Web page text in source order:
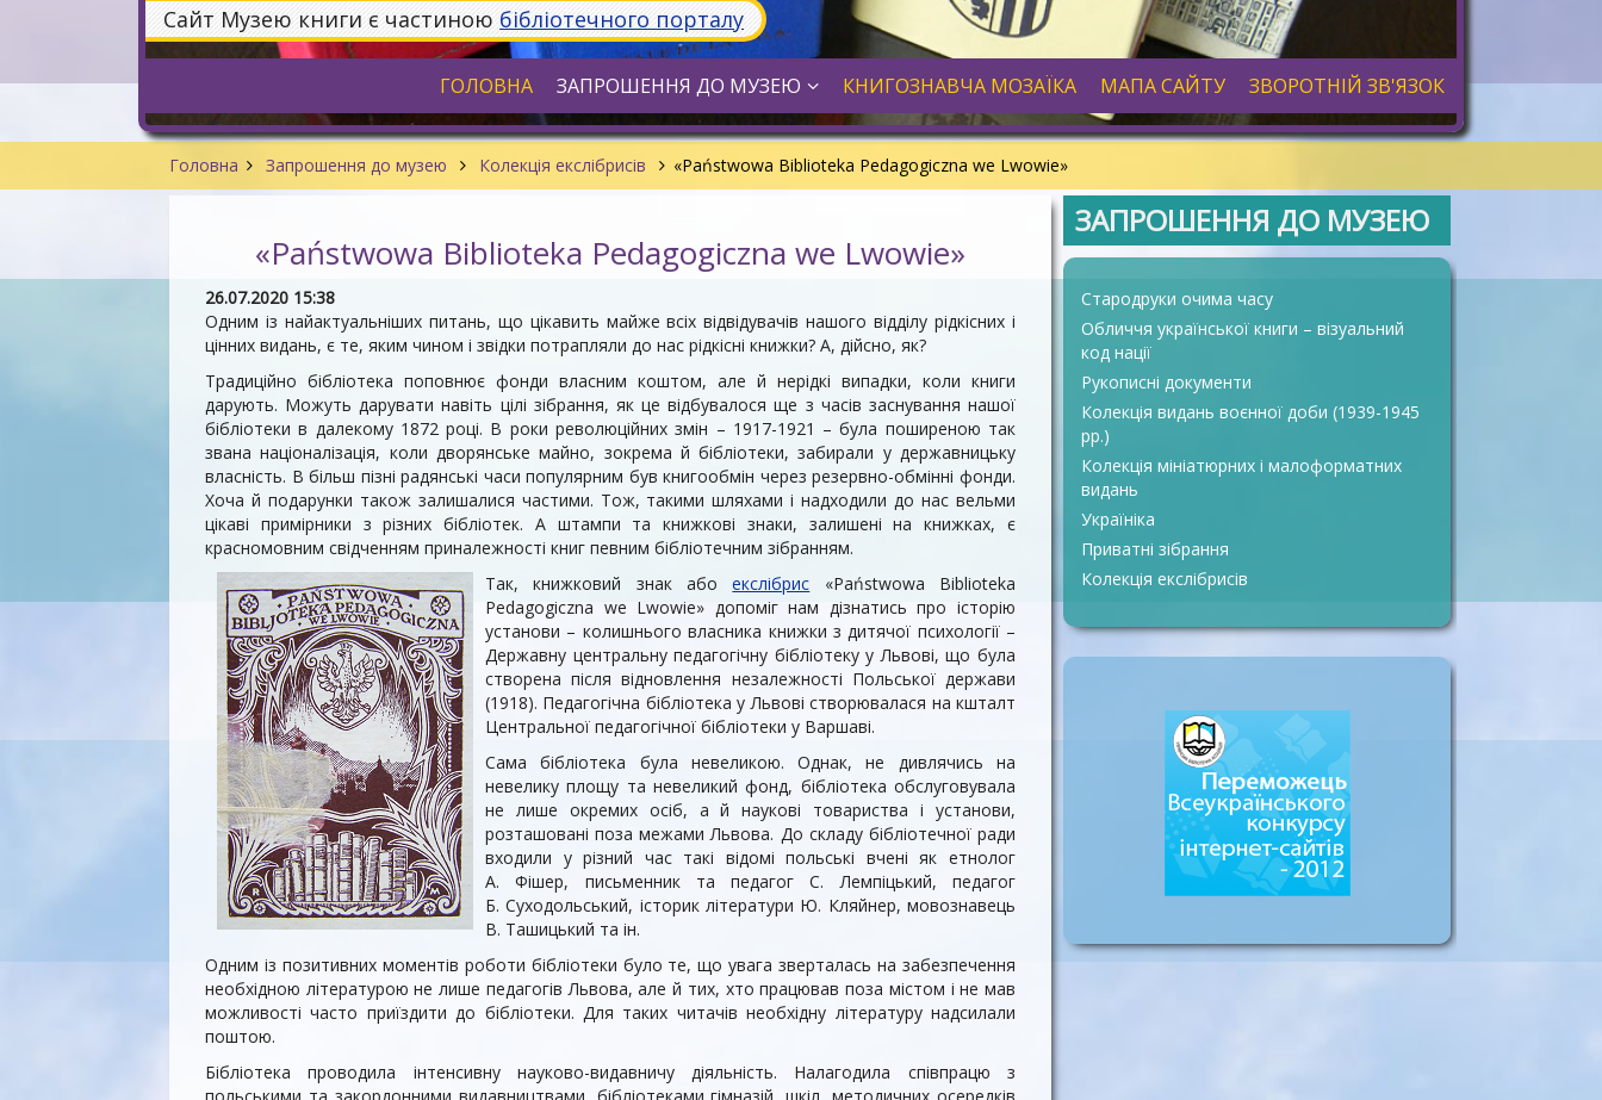
Сайт Музею книги є частиною бібліотечного порталу
ГОЛОВНА ЗАПРОШЕННЯ ДО МУЗЕЮ КНИГОЗНАВЧА МОЗАЇКА МАПА САЙТУ ЗВОРОТНІЙ ЗВ'ЯЗОК
Головна Запрошення до музею Колекція екслібрисів «Państwowa Biblioteka Pedagogiczna we Lwowie»
ЗАПРОШЕННЯ ДО МУЗЕЮ
Стародруки очима часу
Обличчя української книги – візуальний
код нації
Рукописні документи
Колекція видань воєнної доби (1939-1945
рр.)
Колекція мініатюрних і малоформатних
видань
Україніка
Приватні зібрання
Колекція екслібрисів
«Państwowa Biblioteka Pedagogiczna we Lwowie»
26.07.2020 15:38
Одним із найактуальніших питань, що цікавить майже всіх відвідувачів нашого відділу рідкісних і
цінних видань, є те, яким чином і звідки потрапляли до нас рідкісні книжки? А, дійсно, як?
Традиційно бібліотека поповнює фонди власним коштом, але й нерідкі випадки, коли книги
дарують. Можуть дарувати навіть цілі зібрання, як це відбувалося ще з часів заснування нашої
бібліотеки в далекому 1872 році. В роки революційних змін – 1917-1921 – була поширеною так
звана націоналізація, коли дворянське майно, зокрема й бібліотеки, забирали у державницьку
власність. В більш пізні радянські часи популярним був книгообмін через резервно-обмінні фонди.
Хоча й подарунки також залишалися частими. Тож, такими шляхами і надходили до нас вельми
цікаві примірники з різних бібліотек. А штампи та книжкові знаки, залишені на книжках, є
красномовним свідченням приналежності книг певним бібліотечним зібранням.
Так, книжковий знак абоекслібрис «Państwowa Biblioteka
Pedagogiczna we Lwowie» допоміг нам дізнатись про історію
установи – колишнього власника книжки з дитячої психології –
Державну центральну педагогічну бібліотеку у Львові, що була
створена після відновлення незалежності Польської держави
(1918). Педагогічна бібліотека у Львові створювалася на кшталт
Центральної педагогічної бібліотеки у Варшаві.
Сама бібліотека була невеликою. Однак, не дивлячись на
невелику площу та невеликий фонд, бібліотека обслуговувала
не лише окремих осіб, а й наукові товариства і установи,
розташовані поза межами Львова. До складу бібліотечної ради
входили у різний час такі відомі польські вчені як етнолог
А. Фішер, письменник та педагог С. Лемпіцький, педагог
Б. Суходольський, історик літератури Ю. Кляйнер, мовознавець
В. Ташицький та ін.
Одним із позитивних моментів роботи бібліотеки було те, що увага зверталась на забезпечення
необхідною літературою не лише педагогів Львова, але й тих, хто працював поза містом і не мав
можливості часто приїздити до бібліотеки. Для таких читачів необхідну літературу надсилали
поштою.
Бібліотека проводила інтенсивну науково-видавничу діяльність. Налагодила співпрацю з